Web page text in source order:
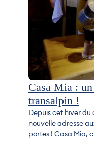
Casa Mia :
transalpin !
Depuis cet hiver
nouvelle adresse
portes ! Casa Mia,